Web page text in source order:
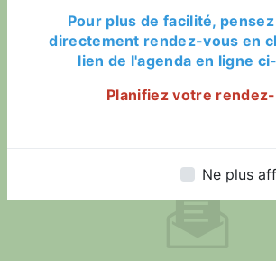
Pour plus de facilité,
directement rendez-vous en
lien de l'agenda en ligne
Planifiez votre
Ne plus
Téléphone